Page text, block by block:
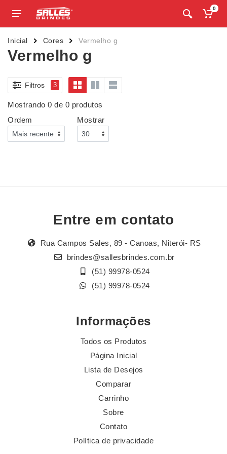
0
Inicial Cores Vermelho g
Vermelho g
Filtros 3
Mostrando 0 de 0 produtos
Ordem
Mostrar
Entre em contato
Rua Campos Sales, 89 - Canoas, Niterói- RS
brindes@sallesbrindes.com.br
(51) 99978-0524
(51) 99978-0524
Informações
Todos os Produtos
Página Inicial
Lista de Desejos
Comparar
Carrinho
Sobre
Contato
Política de privacidade